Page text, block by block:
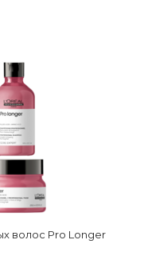
волос Pro Longer